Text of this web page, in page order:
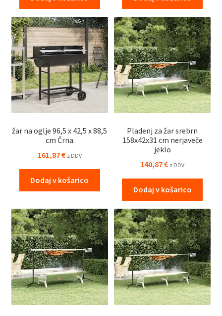
žar na oglje 96,5 x 42,5 x 88,5
cm Črna
161,87€ z DDV
Dodaj v košarico
Pladenj za žar srebrn
158x42x31 cm nerjaveče
jeklo
140,87€ z DDV
Dodaj v košarico